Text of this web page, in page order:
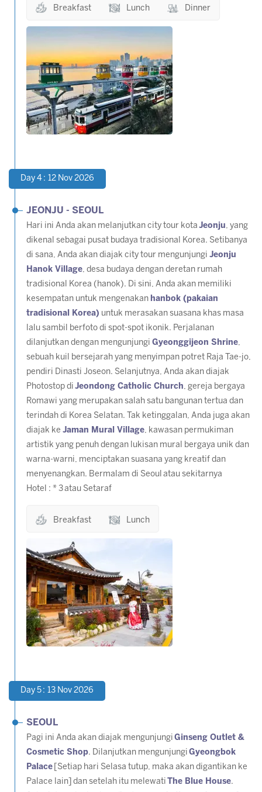
Breakfast Lunch Dinner
Day 4 : 12 Nov 2026
JEONJU - SEOUL
Hari ini Anda akan melanjutkan city tour kota Jeonju, yang
dikenal sebagai pusat budaya tradisional Korea. Setibanya
di sana, Anda akan diajak city tour mengunjungi Jeonju
Hanok Village, desa budaya dengan deretan rumah
tradisional Korea (hanok). Di sini, Anda akan memiliki
kesempatan untuk mengenakan hanbok (pakaian
tradisional Korea) untuk merasakan suasana khas masa
lalu sambil berfoto di spot-spot ikonik. Perjalanan
dilanjutkan dengan mengunjungi Gyeonggijeon Shrine,
sebuah kuil bersejarah yang menyimpan potret Raja Tae-jo,
pendiri Dinasti Joseon. Selanjutnya, Anda akan diajak
Photostop di Jeondong Catholic Church, gereja bergaya
Romawi yang merupakan salah satu bangunan tertua dan
terindah di Korea Selatan. Tak ketinggalan, Anda juga akan
diajak ke Jaman Mural Village, kawasan permukiman
artistik yang penuh dengan lukisan mural bergaya unik dan
warna-warni, menciptakan suasana yang kreatif dan
menyenangkan. Bermalam di Seoul atau sekitarnya
Hotel : * 3 atau Setaraf
Breakfast Lunch
Day 5 : 13 Nov 2026
SEOUL
Pagi ini Anda akan diajak mengunjungi Ginseng Outlet &
Cosmetic Shop. Dilanjutkan mengunjungi Gyeongbok
Palace
[Setiap hari Selasa tutup, maka akan digantikan ke
Palace lain] dan setelah itu melewati The Blue House.